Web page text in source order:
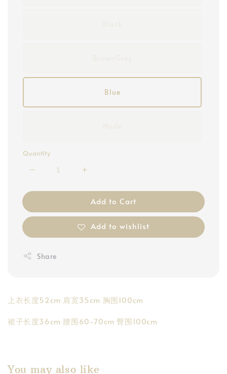
Blue
Quantity
Add to Cart
Add to wishlist
Share
上衣长度52cm 肩宽35cm 胸围100cm
裙子长度36cm 腰围60-70cm 臀围100cm
You may also like